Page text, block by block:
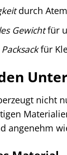
durch
Gewichtfür
für
angenehm